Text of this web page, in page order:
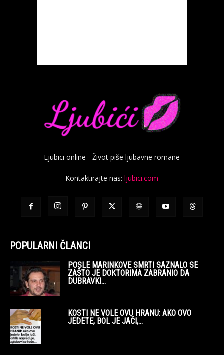
Ljubici online - Život piše ljubavne romane
Kontaktirajte nas: ljubici.com
POPULARNI ČLANCI
POSLE MARINKOVE SMRTI SAZNALO SE
ZAŠTO JE DOKTORIMA ZABRANIO DA
DUBRAVKI...
KOSTI NE VOLE OVU HRANU: AKO OVO
JEDETE, BOL JE JAČI,...